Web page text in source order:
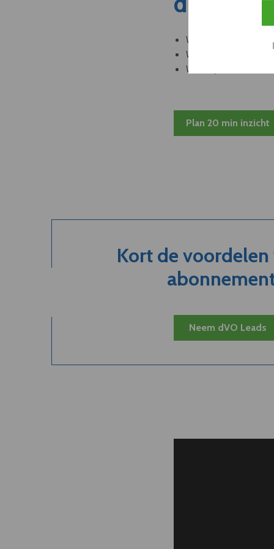
Welke leveranciers
Welke bedrijven
Welke partners en
Plan 20 min inzicht
Kort de voordelen
Neem dVO Leads